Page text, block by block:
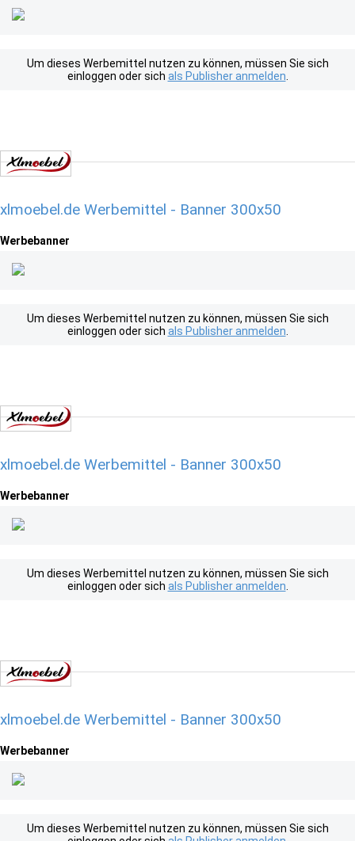
Um dieses Werbemittel nutzen zu können, müssen Sie sich
einloggen oder sich als Publisher anmelden
xlmoebel.de Werbemittel - Banner 300x50
Werbebanner
Um dieses Werbemittel nutzen zu können, müssen Sie sich
einloggen oder sich als Publisher anmelden
xlmoebel.de Werbemittel - Banner 300x50
Werbebanner
Um dieses Werbemittel nutzen zu können, müssen Sie sich
einloggen oder sich als Publisher anmelden
xlmoebel.de Werbemittel - Banner 300x50
Werbebanner
Um dieses Werbemittel nutzen zu können, müssen Sie sich